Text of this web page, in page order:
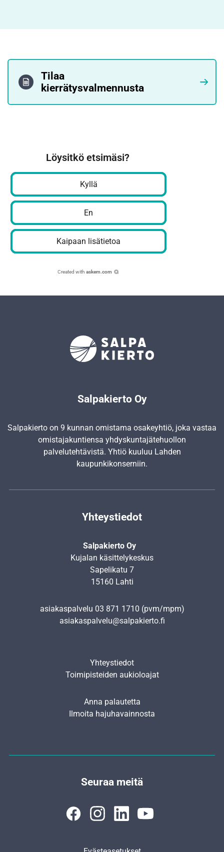
Tilaa
kierrätysvalmennusta
Löysitkö etsimäsi?
Kyllä
En
Kaipaan lisätietoa
Created with askem.com
Salpakierto Oy
Salpakierto on 9 kunnan omistama osakeyhtiö, joka vastaa
omistajakuntiensa yhdyskunta­jätehuollon
palvelutehtävistä. Yhtiö kuuluu Lahden
kaupunkikonserniin.
Yhteystiedot
Salpakierto Oy
Kujalan käsittelykeskus
Sapelikatu 7
15160 Lahti
asiakaspalvelu 03 871 1710 (pvm/mpm)
asiakaspalvelu@salpakierto.fi
Yhteystiedot
Toimipisteiden aukioloajat
Anna palautetta
Ilmoita hajuhavainnosta
Seuraa meitä